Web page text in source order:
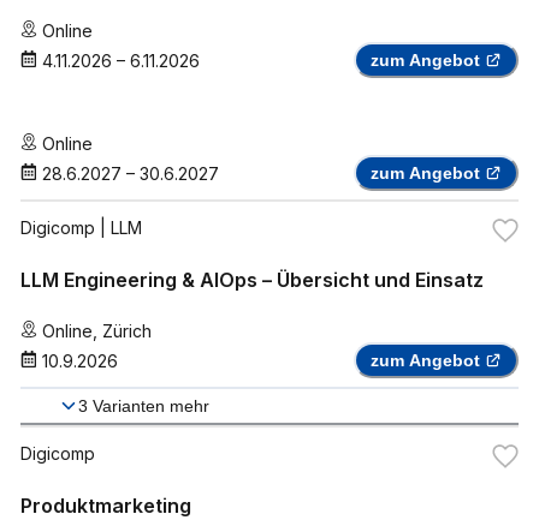
Online
4.11.2026 – 6.11.2026 zum Angebot
Online
28.6.2027 – 30.6.2027 zum Angebot
Digicomp | LLM
LLM Engineering & AIOps – Übersicht und Einsatz
Online Zürich
10.9.2026
zum Angebot
3 Varianten mehr
Digicomp
Produktmarketing